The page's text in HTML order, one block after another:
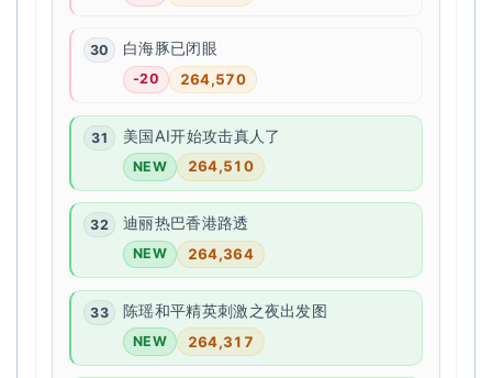
白海豚已闭眼
-20 264,570
美国AI开始攻击真人了
NEW 264,510
迪丽热巴香港路透
NEW 264,364
陈瑶和平精英刺激之夜出发图
NEW 264,317